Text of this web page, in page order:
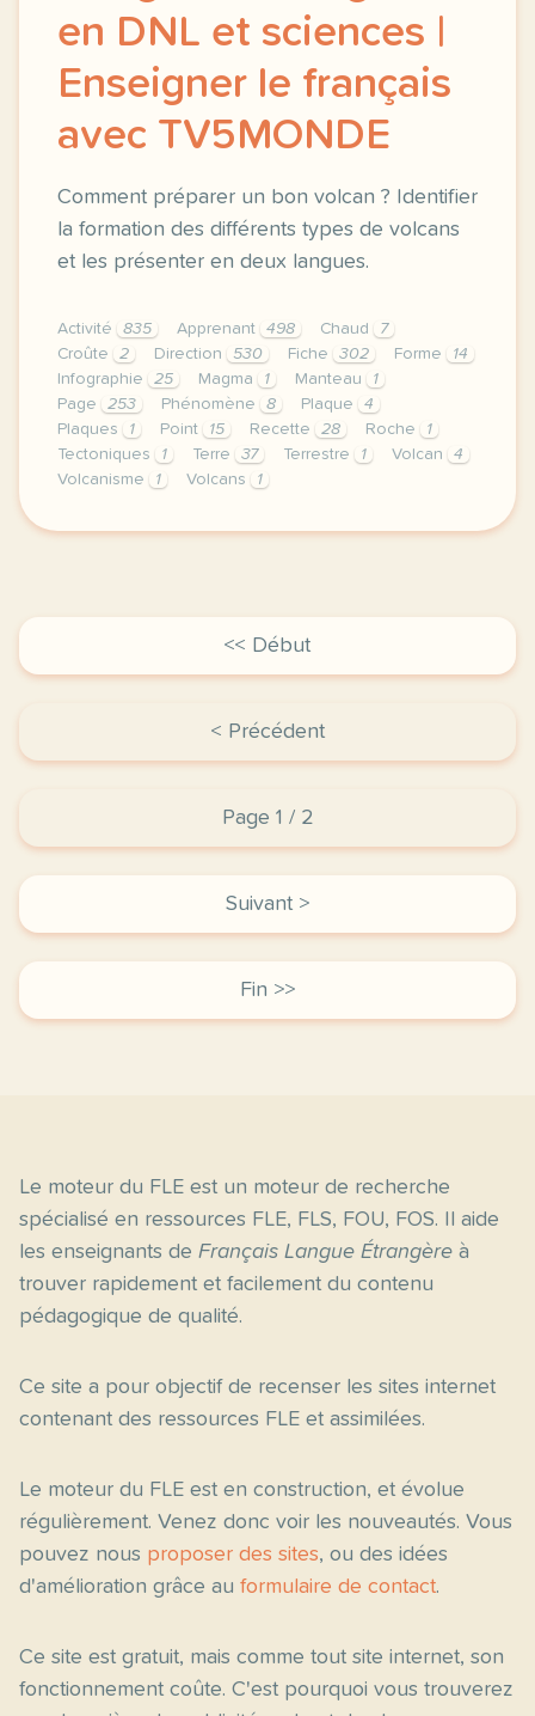
en DNL et sciences |
Enseigner le français
avec TV5MONDE
Comment préparer un bon volcan ? Identifier
la formation des différents types de volcans
et les présenter en deux langues.
Activité 835 Apprenant 498 Chaud
7
Croûte
2 Direction 530 Fiche 302 Forme
14
Infographie
25 Magma 1 Manteau
1
Page
253 Phénomène 8 Plaque
4
Plaques
1 Point 15 Recette 28 Roche
1
Tectoniques
1 Terre 37 Terrestre 1 Volcan
4
Volcanisme
1 Volcans 1
didomi host didomi components button cursor
<< Début
< Précédent
Page 1 / 2
Suivant >
Fin >>
Le moteur du FLE est un moteur de recherche
spécialisé en ressources FLE, FLS, FOU, FOS. Il aide
les enseignants de Français Langue Étrangère à
trouver rapidement et facilement du contenu
pédagogique de qualité.
Ce site a pour objectif de recenser les sites internet
contenant des ressources FLE et assimilées.
Le moteur du FLE est en construction, et évolue
régulièrement. Venez donc voir les nouveautés. Vous
pouvez nous proposer des sites, ou des idées
d'amélioration grâce au formulaire de contact.
Ce site est gratuit, mais comme tout site internet, son
fonctionnement coûte. C'est pourquoi vous trouverez